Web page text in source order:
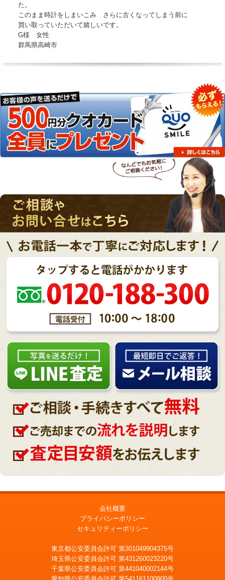
た。
このまま時計をしまいこみ さらに古くなってしまう前に
買い取っていただいて嬉しいです。
G様 女性
群馬県高崎市
会社概要
プライバシーポリシー
セキュリティーポリシー
東京都公安委員会許可 第301049904375号
埼玉県公安委員会許可 第431260023220号
千葉県公安委員会許可 第441040002144号